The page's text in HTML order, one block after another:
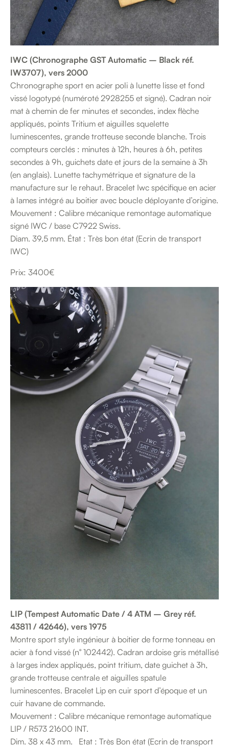
IWC (Chronographe GST Automatic – Black réf.
IW3707), vers 2000
Chronographe sport en acier poli à lunette lisse et fond
vissé logotypé (numéroté 2928255 et signé). Cadran noir
mat à chemin de fer minutes et secondes, index flèche
appliqués, points Tritium et aiguilles squelette
luminescentes, grande trotteuse seconde blanche. Trois
compteurs cerclés : minutes à 12h, heures à 6h, petites
secondes à 9h, guichets date et jours de la semaine à 3h
(en anglais). Lunette tachymétrique et signature de la
manufacture sur le rehaut. Bracelet Iwc spécifique en acier
à lames intégré au boitier avec boucle déployante d’origine.
Mouvement : Calibre mécanique remontage automatique
signé IWC / base C7922 Swiss.
Diam. 39,5 mm. État : Très bon état (Ecrin de transport
IWC)
Prix: 3400€
LIP (Tempest Automatic Date / 4 ATM – Grey réf.
43811 / 42646), vers 1975
Montre sport style ingénieur à boitier de forme tonneau en
acier à fond vissé (n° 102442). Cadran ardoise gris métallisé
à larges index appliqués, point tritium, date guichet à 3h,
grande trotteuse centrale et aiguilles spatule
luminescentes. Bracelet Lip en cuir sport d’époque et un
cuir havane de commande.
Mouvement : Calibre mécanique remontage automatique
LIP / R573 21600 INT.
Dim. 38 x 43 mm. Etat : Très Bon état (Ecrin de transport